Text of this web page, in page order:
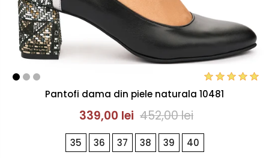
Pantofi dama din piele naturala 10481
339,00 lei 452,00 lei
35 36 37 38 39 40